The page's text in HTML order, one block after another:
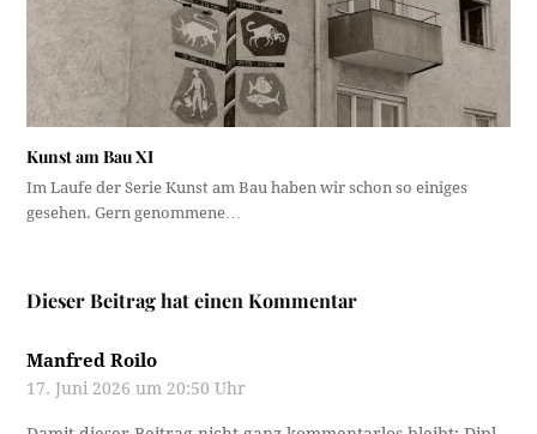
Kunst am Bau XI
Im Laufe der Serie Kunst am Bau haben wir schon so einiges
gesehen. Gern genommene…
Dieser Beitrag hat einen Kommentar
Manfred Roilo
17. Juni 2026 um 20:50 Uhr